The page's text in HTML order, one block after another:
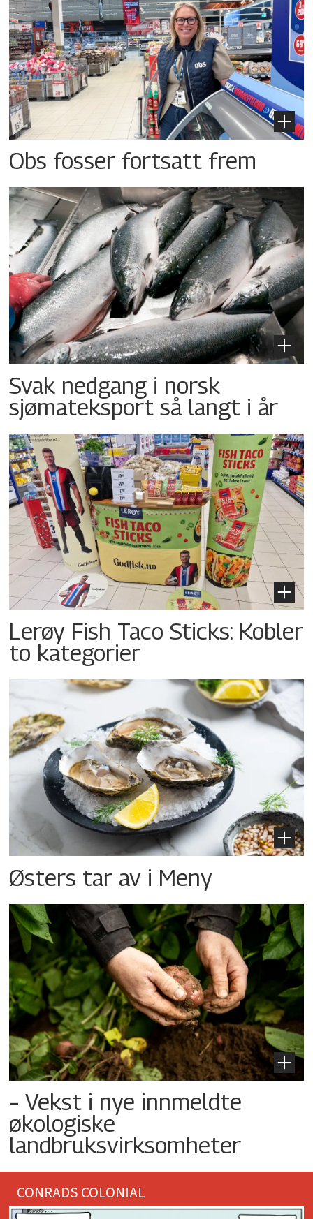
Obs fosser fortsatt frem
Svak nedgang i norsk
sjømateksport så langt i år
Lerøy Fish Taco Sticks: Kobler
to kategorier
Østers tar av i Meny
– Vekst i nye innmeldte
økologiske
landbruksvirksomheter
CONRADS COLONIAL